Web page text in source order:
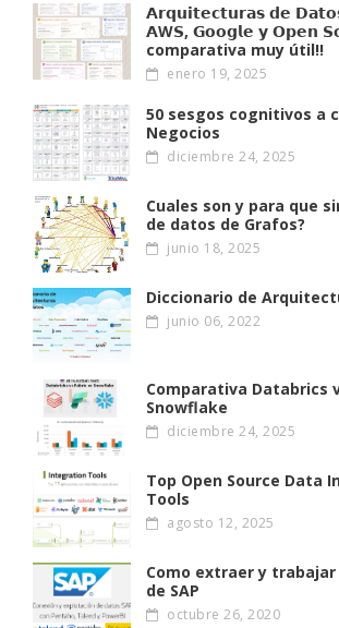
𝗔𝗿𝗾𝘂𝗶𝘁𝗲𝗰𝘁𝘂𝗿𝗮𝘀 𝗱𝗲
𝗔W𝗦, 𝗚𝗼𝗼𝗴𝗹𝗲 𝘆 𝗢𝗽𝗲𝗻
comparativa muy útil!!
enero 19, 2025
50 sesgos cognitivos a
Negocios
diciembre 24, 2025
Cuales son y para que
de datos de Grafos?
junio 18, 2025
Diccionario de
junio 06, 2022
Comparativa Databrics
Snowflake
diciembre 24, 2025
Top Open Source Data
Tools
agosto 12, 2025
Como extraer y
de SAP
octubre 26, 2020